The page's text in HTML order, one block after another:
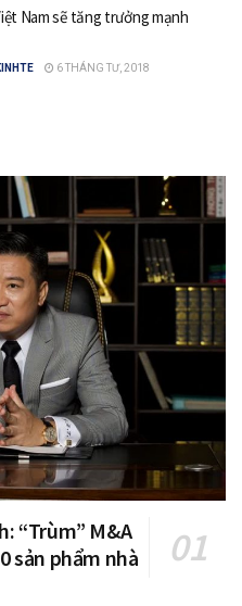
Nam sẽ tăng trưởng mạnh
6 THÁNG TƯ, 2018
“Trùm” M&A
sản phẩm nhà